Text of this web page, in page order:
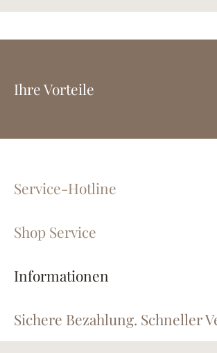
Ihre Vorteile
Service-Hotline
Shop Service
Informationen
Sichere Bezahlung. Schneller